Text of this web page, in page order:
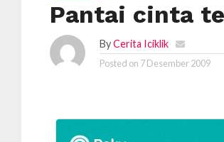
Pantai cinta
By Cerita Iciklik
Posted on 7 Desember 2009